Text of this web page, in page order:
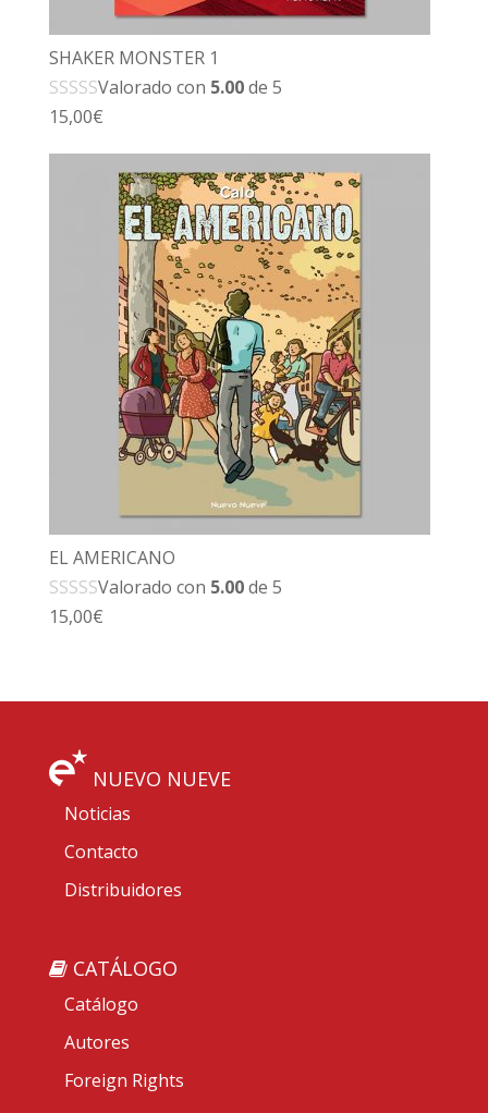
SHAKER MONSTER 1
Valorado con 5.00de 5
15,00€
EL AMERICANO
Valorado con 5.00de 5
15,00€
NUEVO NUEVE
Noticias
Contacto
Distribuidores
CATÁLOGO
Catálogo
Autores
Foreign Rights